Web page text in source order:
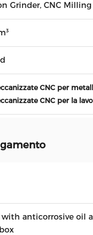
Grinder, CNC
CNC per
CNC per la
with anticorrosive oil